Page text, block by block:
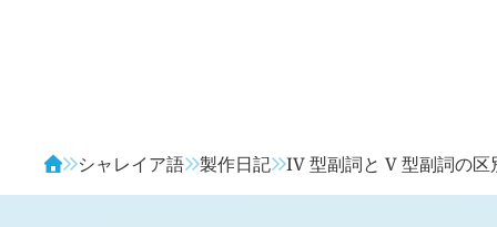
シャレイア語 製作日記 IV 型副詞と V 型副詞の区